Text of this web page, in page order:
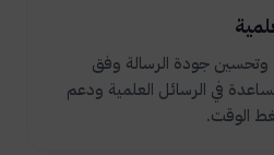
وتحسين جودة الرسالة وفق
في الرسائل العلمية ودعم
الوقت.